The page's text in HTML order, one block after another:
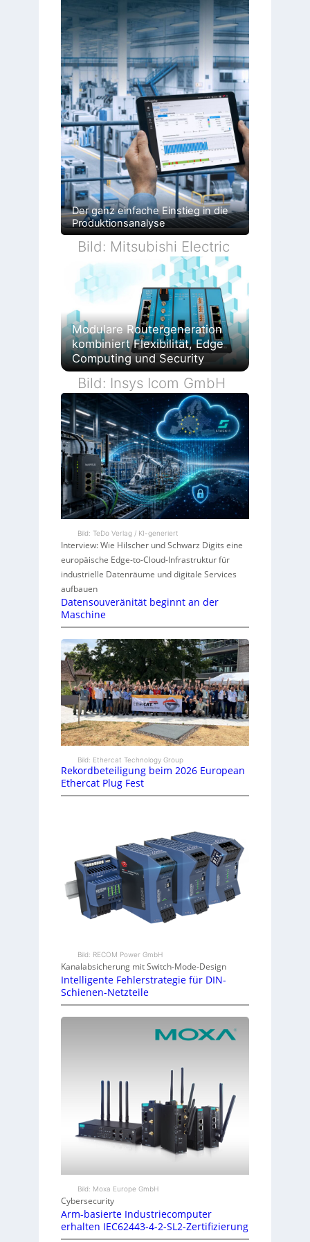
Der ganz einfache Einstieg in die
Produktionsanalyse
Bild: Mitsubishi Electric
Modulare Routergeneration
kombiniert Flexibilität, Edge
Computing und Security
Bild: Insys Icom GmbH
Bild: TeDo Verlag / KI-generiert
Interview: Wie Hilscher und Schwarz Digits eine
europäische Edge-to-Cloud-Infrastruktur für
industrielle Datenräume und digitale Services
aufbauen
Datensouveränität beginnt an der
Maschine
Bild: Ethercat Technology Group
Rekordbeteiligung beim 2026 European
Ethercat Plug Fest
Bild: RECOM Power GmbH
Kanalabsicherung mit Switch-Mode-Design
Intelligente Fehlerstrategie für DIN-
Schienen-Netzteile
Bild: Moxa Europe GmbH
Cybersecurity
Arm-basierte Industriecomputer
erhalten IEC62443-4-2-SL2-Zertifizierung